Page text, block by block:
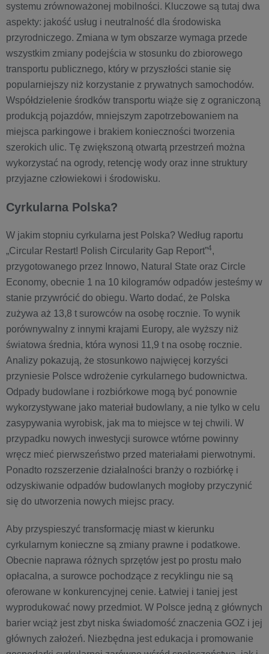
systemu zrównoważonej mobilności. Kluczowe są tutaj dwa
aspekty: jakość usług i neutralność dla środowiska
przyrodniczego. Zmiana w tym obszarze wymaga przede
wszystkim zmiany podejścia w stosunku do zbiorowego
transportu publicznego, który w przyszłości stanie się
popularniejszy niż korzystanie z prywatnych samochodów.
Współdzielenie środków transportu wiąże się z ograniczoną
produkcją pojazdów, mniejszym zapotrzebowaniem na
miejsca parkingowe i brakiem konieczności tworzenia
szerokich ulic. Tę zwiększoną otwartą przestrzeń można
wykorzystać na ogrody, retencję wody oraz inne struktury
przyjazne człowiekowi i środowisku.
Cyrkularna Polska?
W jakim stopniu cyrkularna jest Polska? Według raportu
„Circular Restart! Polish Circularity Gap Report”4,
przygotowanego przez Innowo, Natural State oraz Circle
Economy, obecnie 1 na 10 kilogramów odpadów jesteśmy w
stanie przywrócić do obiegu. Warto dodać, że Polska
zużywa aż 13,8 t surowców na osobę rocznie. To wynik
porównywalny z innymi krajami Europy, ale wyższy niż
światowa średnia, która wynosi 11,9 t na osobę rocznie.
Analizy pokazują, że stosunkowo najwięcej korzyści
przyniesie Polsce wdrożenie cyrkularnego budownictwa.
Odpady budowlane i rozbiórkowe mogą być ponownie
wykorzystywane jako materiał budowlany, a nie tylko w celu
zasypywania wyrobisk, jak ma to miejsce w tej chwili. W
przypadku nowych inwestycji surowce wtórne powinny
wręcz mieć pierwszeństwo przed materiałami pierwotnymi.
Ponadto rozszerzenie działalności branży o rozbiórkę i
odzyskiwanie odpadów budowlanych mogłoby przyczynić
się do utworzenia nowych miejsc pracy.
Aby przyspieszyć transformację miast w kierunku
cyrkularnym konieczne są zmiany prawne i podatkowe.
Obecnie naprawa różnych sprzętów jest po prostu mało
opłacalna, a surowce pochodzące z recyklingu nie są
oferowane w konkurencyjnej cenie. Łatwiej i taniej jest
wyprodukować nowy przedmiot. W Polsce jedną z głównych
barier wciąż jest zbyt niska świadomość znaczenia GOZ i jej
głównych założeń. Niezbędna jest edukacja i promowanie